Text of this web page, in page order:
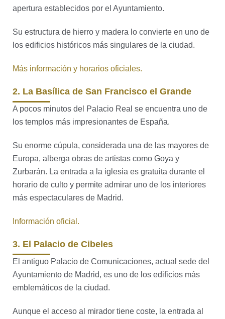
apertura establecidos por el Ayuntamiento.
Su estructura de hierro y madera lo convierte en uno de
los edificios históricos más singulares de la ciudad.
Más información y horarios oficiales.
2. La Basílica de San Francisco el Grande
A pocos minutos del Palacio Real se encuentra uno de
los templos más impresionantes de España.
Su enorme cúpula, considerada una de las mayores de
Europa, alberga obras de artistas como Goya y
Zurbarán. La entrada a la iglesia es gratuita durante el
horario de culto y permite admirar uno de los interiores
más espectaculares de Madrid.
Información oficial.
3. El Palacio de Cibeles
El antiguo Palacio de Comunicaciones, actual sede del
Ayuntamiento de Madrid, es uno de los edificios más
emblemáticos de la ciudad.
Aunque el acceso al mirador tiene coste, la entrada al